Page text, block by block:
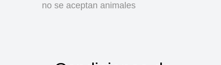
no se aceptan animales